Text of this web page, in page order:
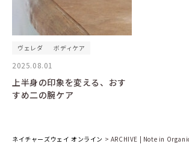
ネイチャーズウェイ オンライン > ARCHIVE | Note in
ヴェレダ ボディケア
2025.08.01
上半身の印象を変える、おす
すめ二の腕ケア